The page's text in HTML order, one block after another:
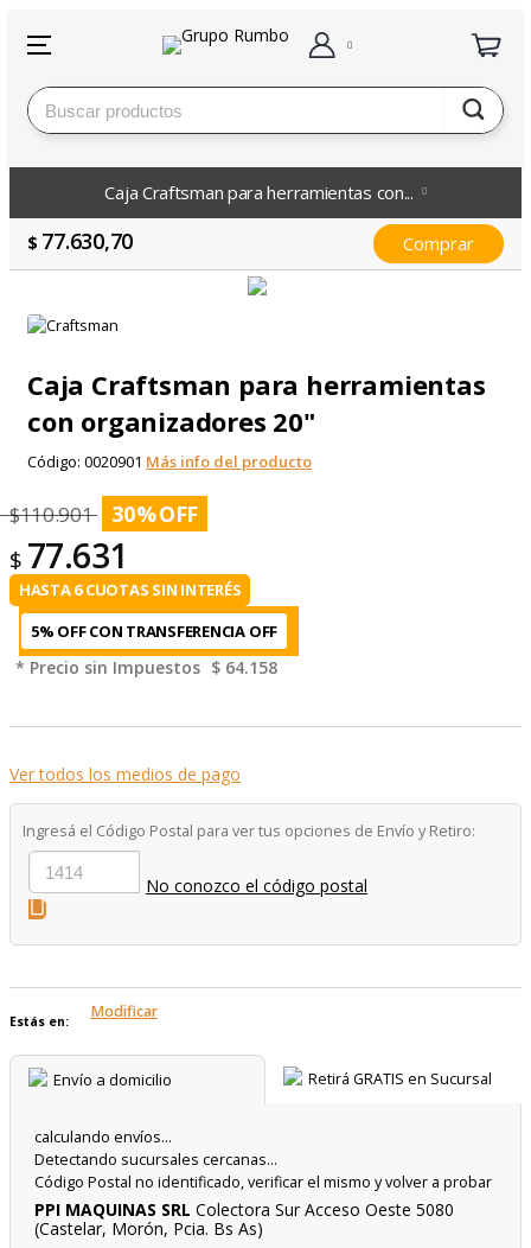
Caja Craftsman para herramientas con...
Comprar
$ 77.630,70
Caja Craftsman para herramientas
con organizadores 20"
Código: 0020901 Más info del producto
$110.901 30%
$ 77.631
HASTA 6 CUOTAS SIN INTERÉS
5% OFF CON TRANSFERENCIA
* Precio sin Impuestos $ 64.158
Ver todos los medios de pago
Ingresá el Código Postal para ver tus opciones de Envío y Retiro:
No conozco el código postal
Estás en:
Modificar
Envío a domicilio Retirá GRATIS en Sucursal
calculando envíos...
Detectando sucursales cercanas...
Código Postal no identificado, verificar el mismo y volver a probar
PPI MAQUINAS SRL Colectora Sur Acceso Oeste 5080
(Castelar, Morón, Pcia. Bs As)